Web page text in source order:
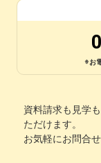
※お
資料請求も見学も
ただけます。
お気軽にお問合